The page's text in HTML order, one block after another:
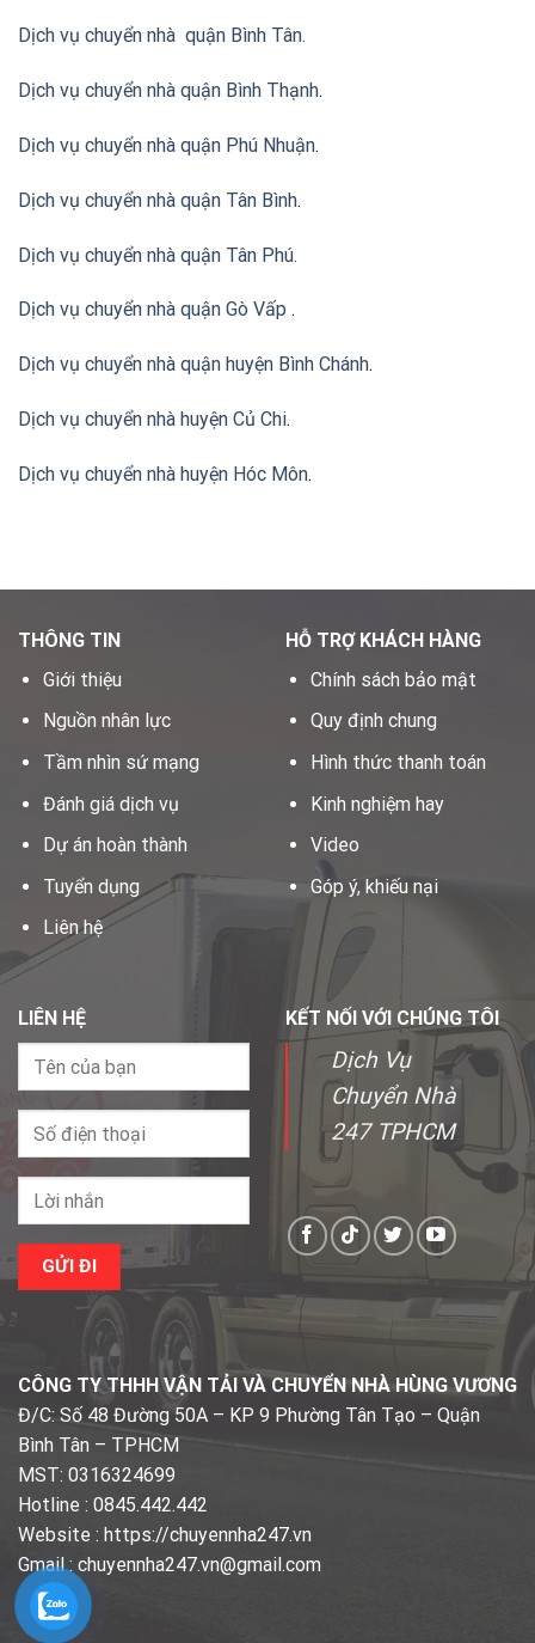
Dịch vụ chuyển nhà quận Bình Tân.
Dịch vụ chuyển nhà quận Bình Thạnh.
Dịch vụ chuyển nhà quận Phú Nhuận.
Dịch vụ chuyển nhà quận Tân Bình.
Dịch vụ chuyển nhà quận Tân Phú.
Dịch vụ chuyển nhà quận Gò Vấp .
Dịch vụ chuyển nhà quận huyện Bình Chánh.
Dịch vụ chuyển nhà huyện Củ Chi.
Dịch vụ chuyển nhà huyện Hóc Môn.
THÔNG TIN
Giới thiệu
Nguồn nhân lực
Tầm nhìn sứ mạng
Đánh giá dịch vụ
Dự án hoàn thành
Tuyển dụng
Liên hệ
HỖ TRỢ KHÁCH HÀNG
Chính sách bảo mật
Quy định chung
Hình thức thanh toán
Kinh nghiệm hay
Video
Góp ý, khiếu nại
LIÊN HỆ KẾT NỐI VỚI CHÚNG TÔI
Dịch Vụ
Chuyển Nhà
247 TPHCM
CÔNG TY THHH VẬN TẢI VÀ CHUYỂN NHÀ HÙNG VƯƠNG
Đ/C: Số 48 Đường 50A – KP 9 Phường Tân Tạo – Quận
Bình Tân – TPHCM
MST: 0316324699
Hotline : 0845.442.442
Website : https://chuyennha247.vn
Gmail : chuyennha247.vn@gmail.com